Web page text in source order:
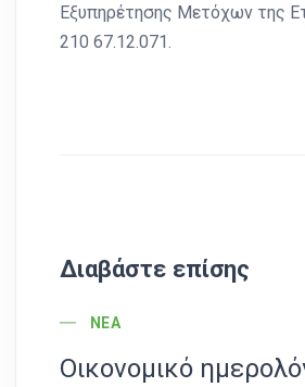
Εξυπηρέτησης Μετόχων της
210 67.12.071.
Διαβάστε επίσης
POST CATEGORY
ΝΈΑ
Οικονομικό